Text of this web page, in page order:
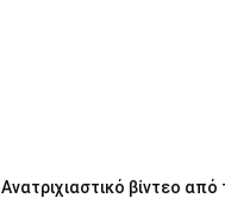
Ανατριχιαστικό βίντεο από